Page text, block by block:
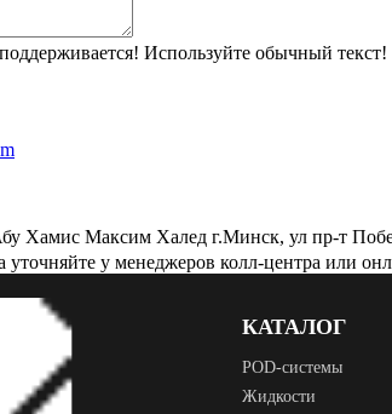
Используйте обычный текст!
Хамис Максим Халед г.Минск, ул пр-т
уточняйте у менеджеров колл-центра или
КАТАЛОГ
POD‑системы
Жидкости